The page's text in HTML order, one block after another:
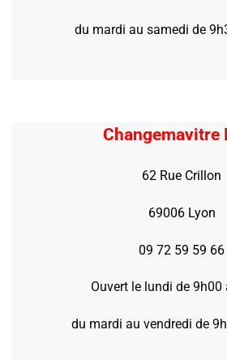
du mardi au samedi de
Changemavitre
62 Rue Crillon
69006 Lyon
09 72 59 59 66
Ouvert le lundi de 9h00
du mardi au vendredi de